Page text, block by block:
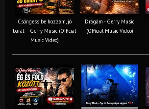
Csöngess be hozzám, jó
barát – Gerry Music (Official
Music Video)
Drágám - Gerry Music
(Official Music Video)